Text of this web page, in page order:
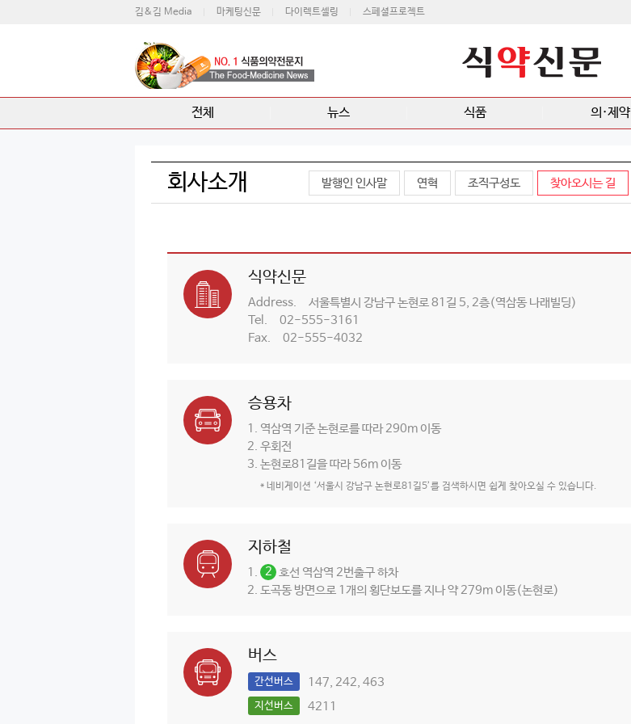
김&김 Media 마케팅신문 다이렉트셀링 스페셜프로젝트
전체 뉴스 식품 의·제약
회사소개 발행인 인사말 연혁 조직구성도 찾아오시는 길
식약신문
Address.
서울특별시 강남구 논현로 81길 5, 2층(역삼동 나래빌딩)
Tel.
02-555-3161
Fax.
02-555-4032
승용차
역삼역 기준 논현로를 따라 290m 이동
우회전
논현로81길을 따라 56m 이동
* 네비게이션 ‘서울시 강남구 논현로81길5’를 검색하시면 쉽게 찾아오실 수 있습니다.
지하철
2 호선 역삼역 2번출구 하차
도곡동 방면으로 1개의 횡단보도를 지나 약 279m 이동(논현로)
버스
간선버스 147, 242, 463
지선버스
4211